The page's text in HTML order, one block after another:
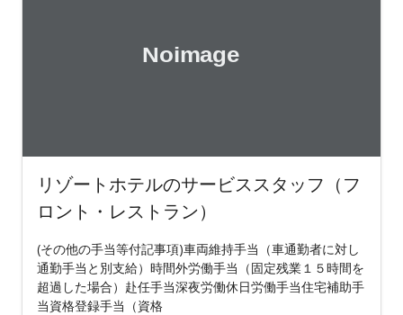
リゾートホテルのサービススタッフ（フ
ロント・レストラン）
(その他の手当等付記事項)車両維持手当（車通勤者に対し
通勤手当と別支給）時間外労働手当（固定残業１５時間を
超過した場合）赴任手当深夜労働休日労働手当住宅補助手
当資格登録手当（資格